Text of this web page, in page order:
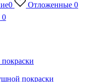
0 Отложенные 0
0
покраски